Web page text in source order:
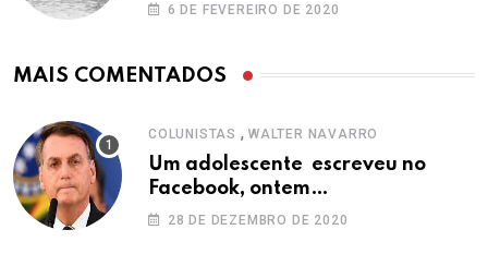
6 DE FEVEREIRO DE 2020
MAIS COMENTADOS
COLUNISTAS , WALTER NAVARRO
Um adolescente escreveu no
Facebook, ontem…
28 DE DEZEMBRO DE 2020